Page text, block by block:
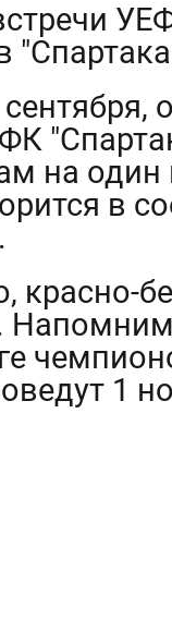
на один
в
красно-
1